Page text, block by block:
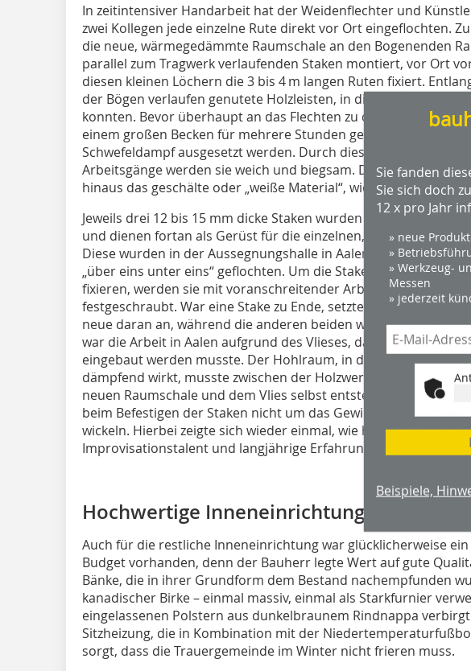
In zeitintensiver Handarbeit hat der Weidenflechter und
zwei Kollegen jede einzelne Rute direkt vor Ort eingeflochten.
die neue, wärmegedämmte Raumschale an den Bogenenden
parallel zum Tragwerk verlaufenden Staken montiert, vor Ort
diesen kleinen Löchern die 3 bis 4 m langen Ruten fixiert.
der Bögen verlaufen genutete Holzleisten, in die die
konnten. Bevor überhaupt an das Flechten zu denken ist,
einem großen Becken für mehrere Stunden gewässert und
Schwefeldampf ausgesetzt werden. Durch diese beiden
Arbeitsgänge werden sie weich und biegsam. Der
hinaus das geschälte oder „weiße Material“, wie es die Flechter
Jeweils drei 12 bis 15 mm dicke Staken wurden anschließend
und dienen fortan als Gerüst für die einzelnen, waagerecht
Diese wurden in der Aussegnungshalle in Aalen als
„über eins unter eins“ geflochten. Um die Staken parallel zum
fixieren, werden sie mit voranschreitender Arbeit alle dreißig bis
festgeschraubt. War eine Stake zu Ende, setzten Sturm und sein
neue daran an, während die anderen beiden weiterliefen.
war die Arbeit in Aalen aufgrund des Vlieses, das auf der
eingebaut werden musste. Der Hohlraum, in dessen
dämpfend wirkt, musste zwischen der Holzwerkstoffplatte als
neuen Raumschale und dem Vlies selbst entstehen. Darüber
beim Befestigen der Staken nicht um das Gewinde der sich
wickeln. Hierbei zeigte sich wieder einmal, wie hilfreich
Improvisationstalent und langjährige Erfahrung versierter
Hochwertige Inneneinrichtung
Auch für die restliche Inneneinrichtung war glücklicherweise
Budget vorhanden, denn der Bauherr legte Wert auf gute
Bänke, die in ihrer Grundform dem Bestand nachempfunden
kanadischer Birke – einmal massiv, einmal als Starkfurnier
eingelassenen Polstern aus dunkelbraunem Rindnappa
Sitzheizung, die in Kombination mit der
sorgt, dass die Trauergemeinde im Winter nicht frieren muss.
Sie fanden
Sie sich doch
12 x pro Jahr
» neue
»
» Werkzeug-
Messen
» jederzeit
Beispiele,